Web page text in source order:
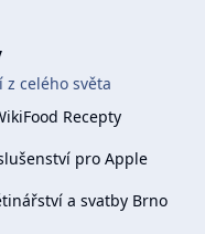
celého světa
Recepty
pro Apple
a svatby Brno